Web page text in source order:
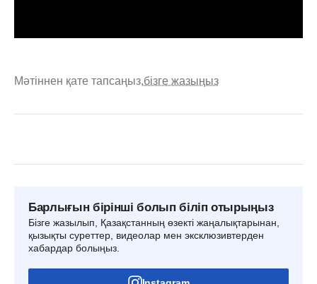
Мәтіннен қате тапсаңыз,бізге жазыңыз
Барлығын бірінші болып біліп отырыңыз
Бізге жазылып, Қазақстанның өзекті жаңалықтарынан,
қызықты суреттер, видеолар мен эксклюзивтерден
хабардар болыңыз.